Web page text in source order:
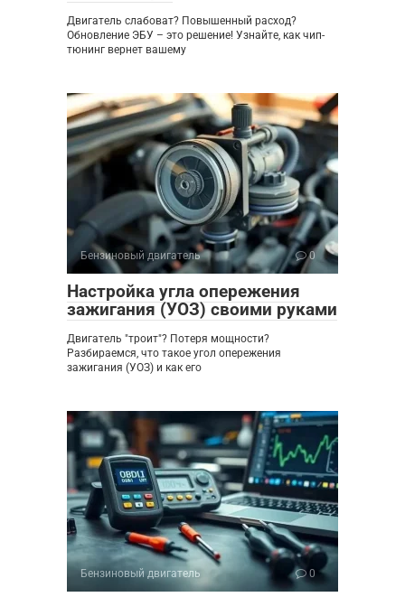
Двигатель слабоват? Повышенный расход?
Обновление ЭБУ – это решение! Узнайте, как чип-
тюнинг вернет вашему
Бензиновый двигатель 0
Настройка угла опережения
зажигания (УОЗ) своими руками
Двигатель "троит"? Потеря мощности?
Разбираемся, что такое угол опережения
зажигания (УОЗ) и как его
Бензиновый двигатель 0